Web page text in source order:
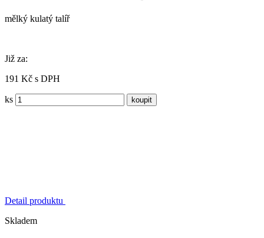
mělký kulatý talíř
Již za:
191 Kč s DPH
ks
Detail produktu
Skladem